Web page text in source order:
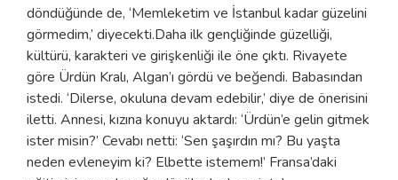
döndüğünde de, ‘Memleketim ve İstanbul kadar güzelini
görmedim,’ diyecekti.Daha ilk gençliğinde güzelliği,
kültürü, karakteri ve girişkenliği ile öne çıktı. Rivayete
göre Ürdün Kralı, Algan’ı gördü ve beğendi. Babasından
istedi. ‘Dilerse, okuluna devam edebilir,’ diye de önerisini
iletti. Annesi, kızına konuyu aktardı: ‘Ürdün’e gelin gitmek
ister misin?’ Cevabı netti: ‘Sen şaşırdın mı? Bu yaşta
neden evleneyim ki? Elbette istemem!’ Fransa’daki